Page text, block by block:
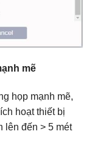
mẽ
họp mạnh mẽ,
hoạt thiết bị
lên đến > 5 mét